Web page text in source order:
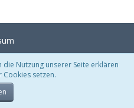
, erstellt vonKittMedia
Nutzung unserer Seite erklären
Cookies setzen.